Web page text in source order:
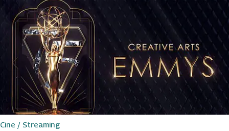
Cine / Streaming